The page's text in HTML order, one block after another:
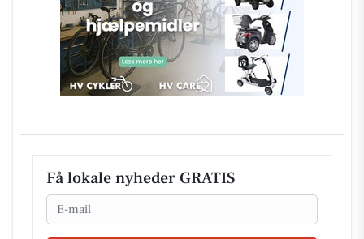
Få lokale nyheder GRATIS
Email